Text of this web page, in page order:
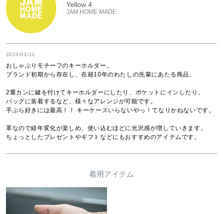
Yellow 4
JAM HOME MADE
2023/01/12
おしゃぶりモチーフのキーホルダー。
ブランド初期から存在し、在籍10年のわたしの先輩にあたる商品。
2重カンに鍵を付けてキーホルダーにしたり、ポケットにインしたり。
バッグに装着するなど、様々なアレンジが可能です。
手ぶら好きには最高！！ キーケースいらないやっ！てなりかねないです。
革なので経年変化が楽しめ、使い込むほどに光沢感が増していきます。
ちょっとしたプレゼントやギフトなどにもおすすめのアイテムです。
着用アイテム